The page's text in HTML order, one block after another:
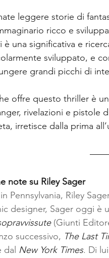
leggere storie di
ricco e
è una significativa e
sviluppato, e
grandi picchi di
offre questo thriller è
rivelazioni e pistole
irretisce dalla prima
note su Riley Sager
Pennsylvania, Riley
designer, Sager oggi è
(Giunti
successivo, The Last
dal New York Times. Di